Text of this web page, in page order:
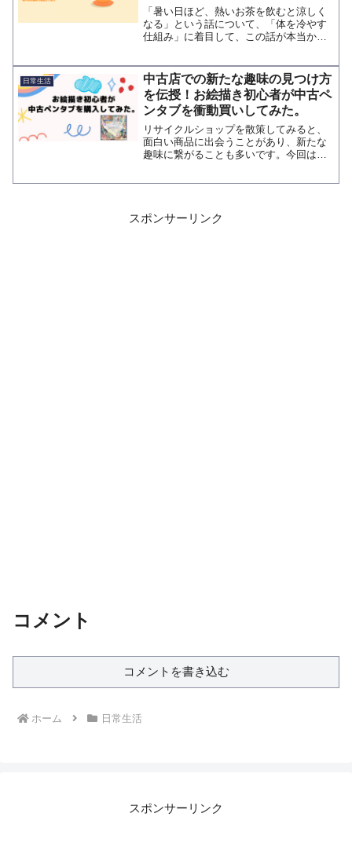
「暑い日ほど、熱いお茶を飲むと涼しく
なる」という話について、「体を冷やす
仕組み」に着目して、この話が本当かど
日常生活
中古店での新たな趣味の見つけ方
を伝授！お絵描き初心者が中古ペ
ンタブを衝動買いしてみた。
リサイクルショップを散策してみると、
面白い商品に出会うことがあり、新たな
趣味に繋がることも多いです。今回は中
スポンサーリンク
コメント
コメントを書き込む
ホーム 日常生活
スポンサーリンク